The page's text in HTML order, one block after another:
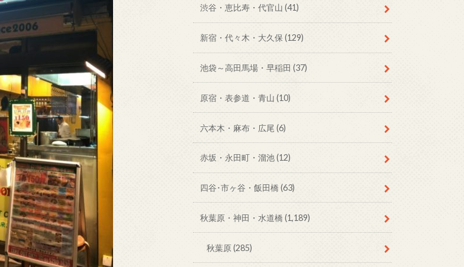
渋谷・恵比寿・代官山 (41)
新宿・代々木・大久保 (129)
池袋～高田馬場・早稲田 (37)
原宿・表参道・青山 (10)
六本木・麻布・広尾 (6)
赤坂・永田町・溜池(12)
四谷･市ヶ谷・飯田橋 (63)
秋葉原・神田・水道橋 (1,189)
秋葉原(285)